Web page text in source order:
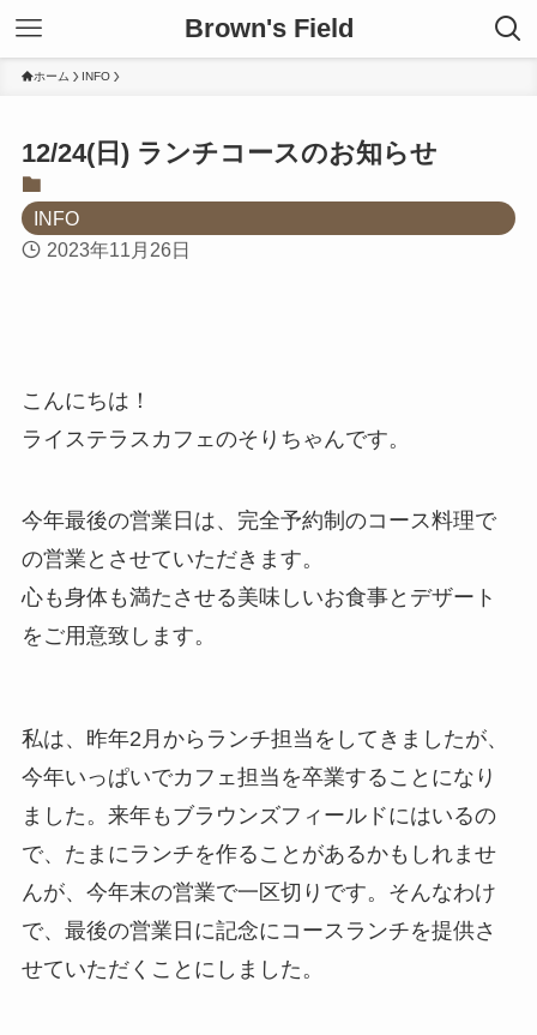
Brown's Field
ホーム INFO
12/24(日) ランチコースのお知らせ
INFO
2023年11月26日
こんにちは！
ライステラスカフェのそりちゃんです。
今年最後の営業日は、完全予約制のコース料理で
の営業とさせていただきます。
心も身体も満たさせる美味しいお食事とデザート
をご用意致します。
私は、昨年2月からランチ担当をしてきましたが、
今年いっぱいでカフェ担当を卒業することになり
ました。来年もブラウンズフィールドにはいるの
で、たまにランチを作ることがあるかもしれませ
んが、今年末の営業で一区切りです。そんなわけ
で、最後の営業日に記念にコースランチを提供さ
せていただくことにしました。